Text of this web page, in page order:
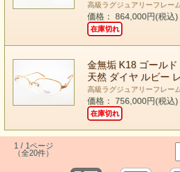
高級ラグジュアリーフレー
価格： 864,000円(税込)
在庫切れ
金無垢 K18 ゴール
天然 ダイヤ ルビー
高級ラグジュアリーフレー
価格： 756,000円(税込)
在庫切れ
1 / 1ページ
（全20件）